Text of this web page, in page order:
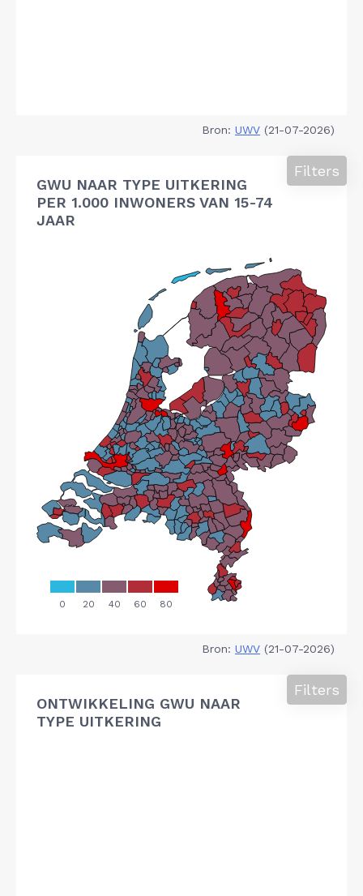
Bron: UWV (21-07-2026)
GWU NAAR TYPE UITKERING
PER 1.000 INWONERS VAN 15-74
JAAR
Filters
Bron: UWV (21-07-2026)
ONTWIKKELING GWU NAAR
TYPE UITKERING
Filters